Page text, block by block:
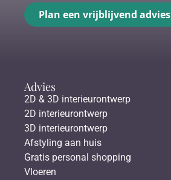
Plan een vrijblijvend advies
Advies
2D & 3D interieurontwerp
2D interieurontwerp
3D interieurontwerp
Afstyling aan huis
Gratis personal shopping
Vloeren